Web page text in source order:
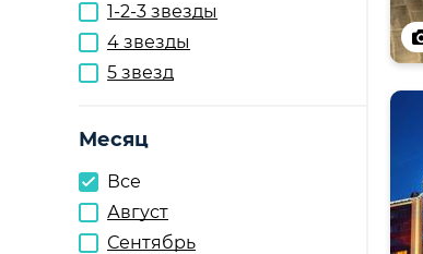
1-2-3 звезды
4 звезды
5 звезд
Месяц
Все
Август
Сентябрь